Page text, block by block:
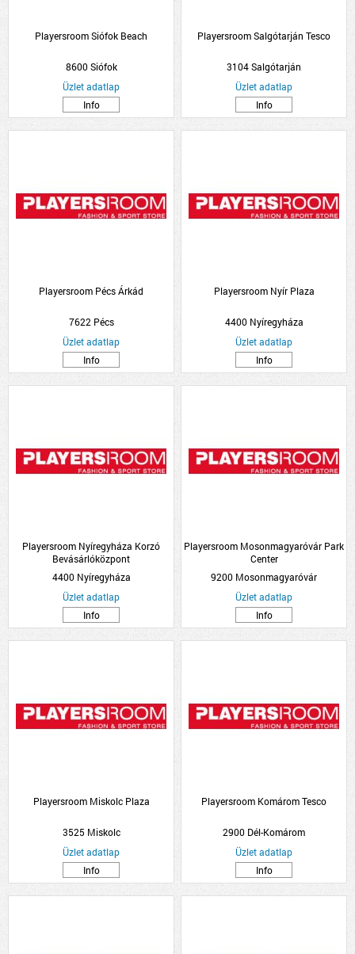
Playersroom Siófok Beach
8600 Siófok
Üzlet adatlap
Info
Playersroom Salgótarján Tesco
3104 Salgótarján
Üzlet adatlap
Info
Playersroom Pécs Árkád
7622 Pécs
Üzlet adatlap
Info
Playersroom Nyír Plaza
4400 Nyíregyháza
Üzlet adatlap
Info
Playersroom Nyíregyháza Korzó
Bevásárlóközpont
4400 Nyíregyháza
Üzlet adatlap
Info
Playersroom Mosonmagyaróvár Park
Center
9200 Mosonmagyaróvár
Üzlet adatlap
Info
Playersroom Miskolc Plaza
3525 Miskolc
Üzlet adatlap
Info
Playersroom Komárom Tesco
2900 Dél-Komárom
Üzlet adatlap
Info